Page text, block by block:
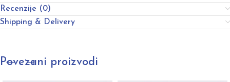
Recenzije (0)
Shipping & Delivery
Povezani proizvodi